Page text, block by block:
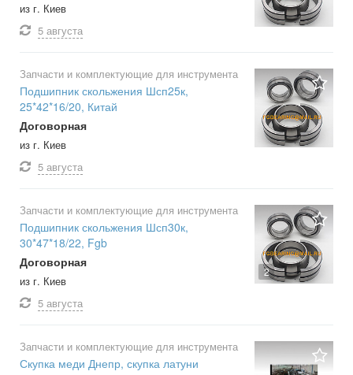
из г. Киев
5 августа
Запчасти и комплектующие для инструмента
Подшипник скольжения Шсп25к,
25*42*16/20, Китай
Договорная
из г. Киев
5 августа
2
Запчасти и комплектующие для инструмента
Подшипник скольжения Шсп30к,
30*47*18/22, Fgb
Договорная
из г. Киев
5 августа
Запчасти и комплектующие для инструмента
Скупка меди Днепр, скупка латуни